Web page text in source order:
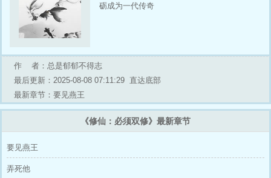
砺成为一代传奇
作 者：总是郁郁不得志
最后更新：2025-08-08 07:11:29 直达底部
最新章节：要见燕王
《修仙：必须双修》最新章节
要见燕王
弄死他